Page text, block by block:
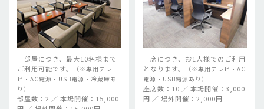
一部屋につき、最大10名様まで
ご利用可能です。
（※専用テレ
ビ・AC電源・USB電源・冷蔵庫あ
り）
部屋数：2 ／ 本場開催：15,000
一席につき、お1人様でのご利用
となります。
（※専用テレビ・AC
電源・USB電源あり）
座席数：10 ／ 本場開催：3,000
円 ／ 場外開催：2,000円